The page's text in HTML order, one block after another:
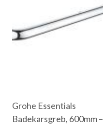
Grohe Essentials
Badekarsgreb, 600mm –